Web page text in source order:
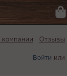
компании Отзывы
Войти или